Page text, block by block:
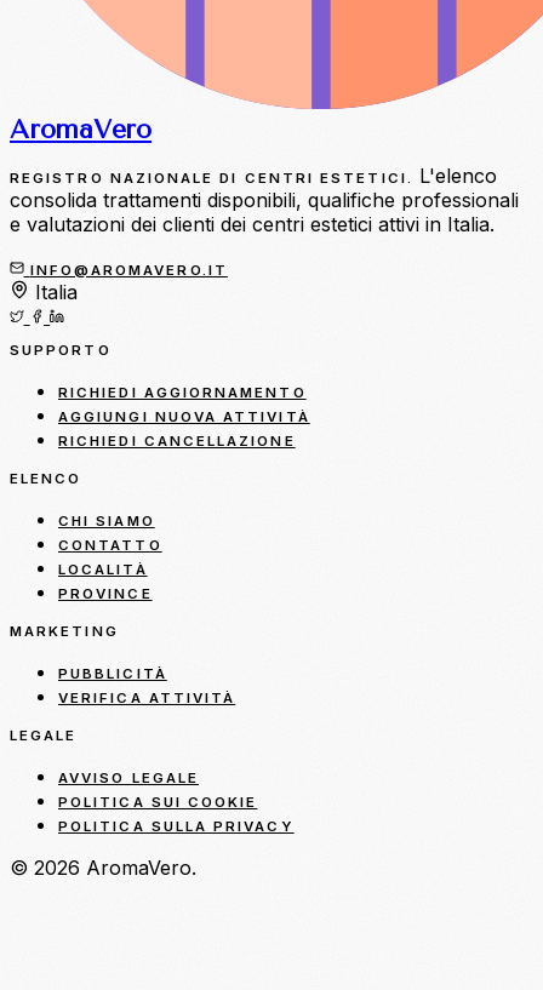
AromaVero
REGISTRO NAZIONALE DI CENTRI ESTETICI.
L'elenco
consolida trattamenti disponibili, qualifiche professionali
e valutazioni dei clienti dei centri estetici attivi in Italia.
INFO@AROMAVERO.IT
Italia
SUPPORTO
RICHIEDI AGGIORNAMENTO
AGGIUNGI NUOVA ATTIVITÀ
RICHIEDI CANCELLAZIONE
ELENCO
CHI SIAMO
CONTATTO
LOCALITÀ
PROVINCE
MARKETING
PUBBLICITÀ
VERIFICA ATTIVITÀ
LEGALE
AVVISO LEGALE
POLITICA SUI COOKIE
POLITICA SULLA PRIVACY
© 2026 AromaVero.